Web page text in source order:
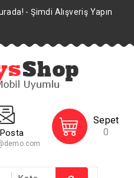
- Şimdi Alışveriş Yapın
Sepet
0